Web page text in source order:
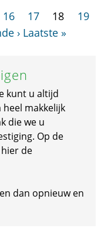
16 17 18
19
› Laatste »
kunt u altijd
makkelijk
die we u
Op de
de
dan opnieuw en